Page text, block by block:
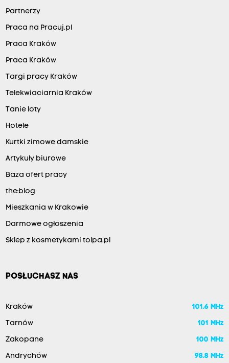
Partnerzy
Praca na Pracuj.pl
Praca Kraków
Praca Kraków
Targi pracy Kraków
Telekwiaciarnia Kraków
Tanie loty
Hotele
Kurtki zimowe damskie
Artykuły biurowe
Baza ofert pracy
the:blog
Mieszkania w Krakowie
Darmowe ogłoszenia
Sklep z kosmetykami tolpa.pl
POSŁUCHASZ NAS
Kraków 101.6 MHz
Tarnów 101 MHz
Zakopane 100 MHz
Andrychów 98.8 MHz